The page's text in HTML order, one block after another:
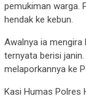
pemukiman warga.
hendak ke kebun.
Awalnya ia mengira
ternyata berisi
melaporkannya ke
Kasi Humas Polres